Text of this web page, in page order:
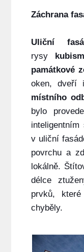
Záchrana
Uliční
rysy
památkové
oken, dveří
místního
bylo
inteligentním
v uliční
povrchu a
lokálně.
délce
prvků,
chyběly.